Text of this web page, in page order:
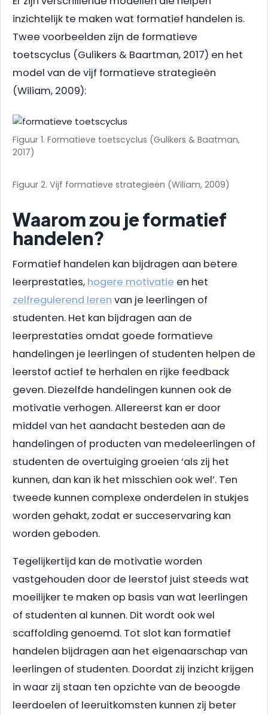
inzichtelijk te maken wat formatief handelen is.
Twee voorbeelden zijn de formatieve
toetscyclus (Gulikers & Baartman, 2017) en het
model van de vijf formatieve strategieën
(Wiliam, 2009):
Figuur 1. Formatieve toetscyclus (Gulikers & Baatman,
2017)
Figuur 2. Vijf formatieve strategieën (Wiliam, 2009)
Waarom zou je formatief
handelen?
Formatief handelen kan bijdragen aan betere
leerprestaties, hogere motivatie en het
zelfregulerend leren van je leerlingen of
studenten. Het kan bijdragen aan de
leerprestaties omdat goede formatieve
handelingen je leerlingen of studenten helpen de
leerstof actief te herhalen en rijke feedback
geven. Diezelfde handelingen kunnen ook de
motivatie verhogen. Allereerst kan er door
middel van het aandacht besteden aan de
handelingen of producten van medeleerlingen of
studenten de overtuiging groeien ‘als zij het
kunnen, dan kan ik het misschien ook wel’. Ten
tweede kunnen complexe onderdelen in stukjes
worden gehakt, zodat er succeservaring kan
worden geboden.
Tegelijkertijd kan de motivatie worden
vastgehouden door de leerstof juist steeds wat
moeilijker te maken op basis van wat leerlingen
of studenten al kunnen. Dit wordt ook wel
scaffolding genoemd. Tot slot kan formatief
handelen bijdragen aan het eigenaarschap van
leerlingen of studenten. Doordat zij inzicht krijgen
in waar zij staan ten opzichte van de beoogde
leerdoelen of leeruitkomsten kunnen zij beter